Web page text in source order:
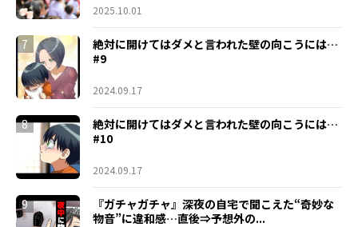
2025.10.01
7
絶対に開けてはダメと言われた壁の向こうには…
#9
2024.09.17
8
絶対に開けてはダメと言われた壁の向こうには…
#10
2024.09.17
9
『ガチャガチャ』深夜の自宅で聞こえた“奇妙な
物音”に違和感…直後⇒予想外の...